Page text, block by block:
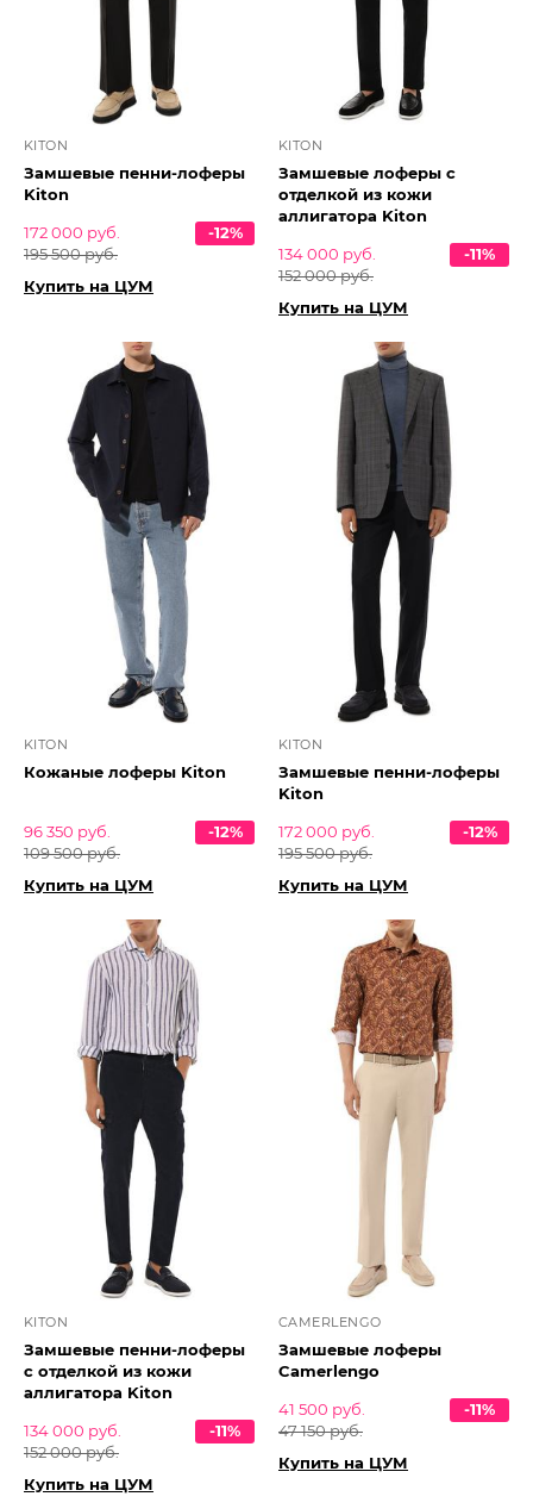
KITON
Замшевые пенни-лоферы
Kiton
172 000 руб.
195 500 руб.
-12%
Купить на ЦУМ
KITON
Замшевые лоферы с
отделкой из кожи
аллигатора Kiton
134 000 руб.
152 000 руб.
-11%
Купить на ЦУМ
KITON
Кожаные лоферы Kiton
96 350 руб.
109 500 руб.
-12%
Купить на ЦУМ
KITON
Замшевые пенни-лоферы
Kiton
172 000 руб.
195 500 руб.
-12%
Купить на ЦУМ
KITON
Замшевые пенни-лоферы
с отделкой из кожи
аллигатора Kiton
134 000 руб.
152 000 руб.
-11%
Купить на ЦУМ
CAMERLENGO
Замшевые лоферы
Camerlengo
41 500 руб.
47 150 руб.
-11%
Купить на ЦУМ